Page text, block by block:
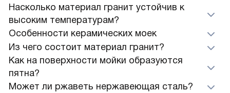
Насколько материал гранит устойчив к
высоким температурам?
Особенности керамических моек
Из чего состоит материал гранит?
Как на поверхности мойки образуются
пятна?
Может ли ржаветь нержавеющая сталь?